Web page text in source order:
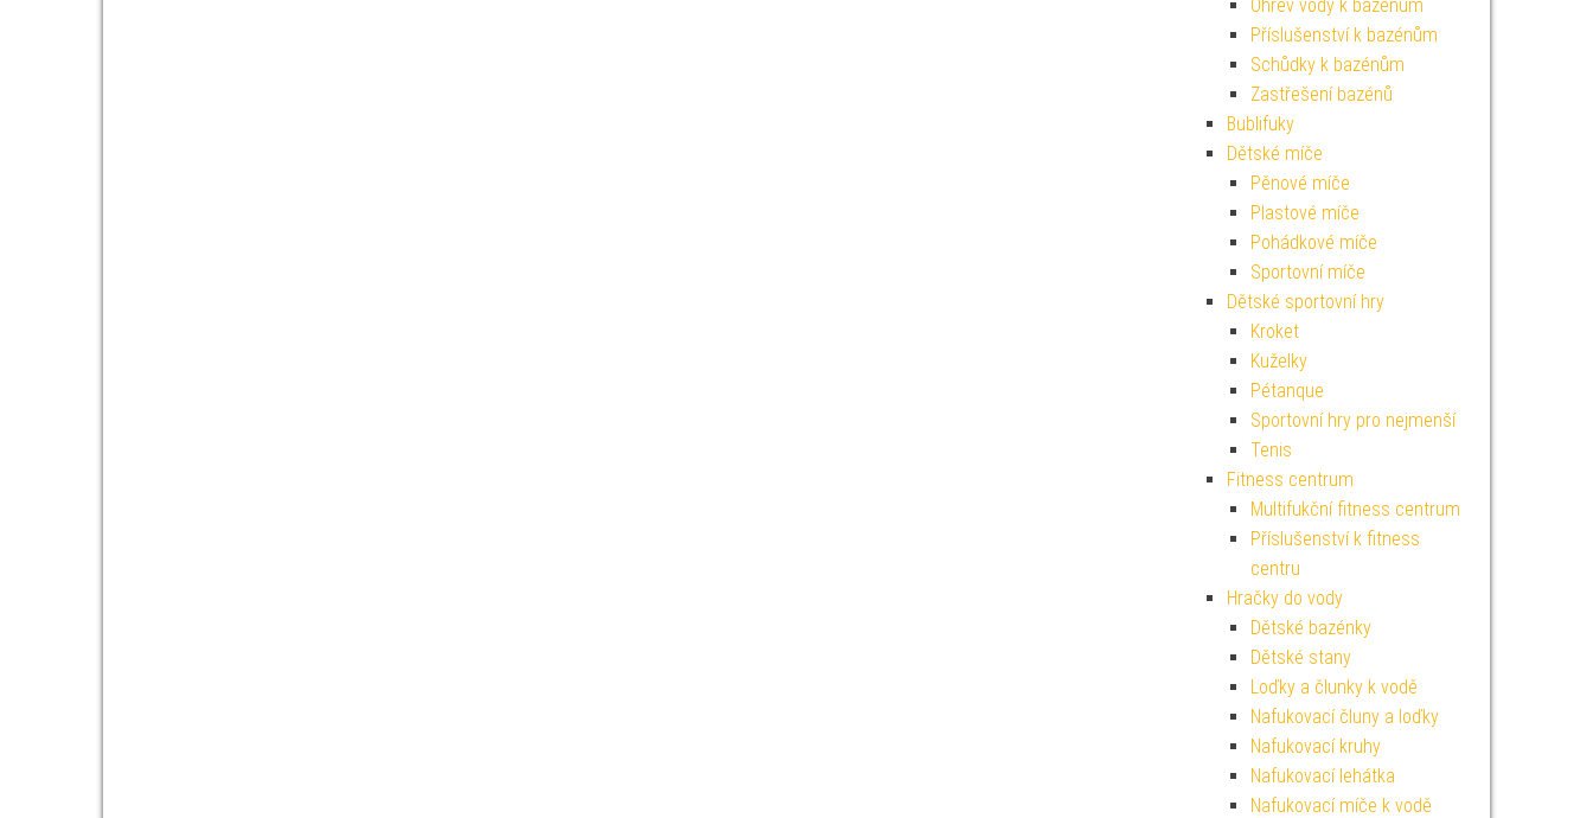
Ohřev vody k bazénům
Příslušenství k bazénům
Schůdky k bazénům
Zastřešení bazénů
Bublifuky
Dětské míče
Pěnové míče
Plastové míče
Pohádkové míče
Sportovní míče
Dětské sportovní hry
Kroket
Kuželky
Pétanque
Sportovní hry pro nejmenší
Tenis
Fitness centrum
Multifukční fitness centrum
Příslušenství k fitness
centru
Hračky do vody
Dětské bazénky
Dětské stany
Loďky a člunky k vodě
Nafukovací čluny a loďky
Nafukovací kruhy
Nafukovací lehátka
Nafukovací míče k vodě